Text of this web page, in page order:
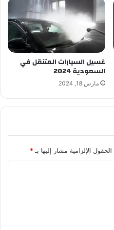
غسيل السيارات المتنقل في
السعودية 2024
مارس 18, 2024
الحقول الإلزامية مشار إليها بـ *